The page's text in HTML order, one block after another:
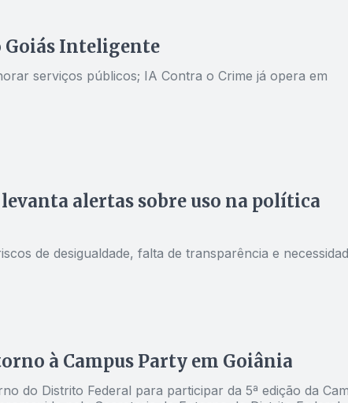
Goiás Inteligente
serviços públicos; IA Contra o Crime já opera em
alertas sobre uso na política
de desigualdade, falta de transparência e
à Campus Party em Goiânia
do Distrito Federal para participar da 5ª edição da